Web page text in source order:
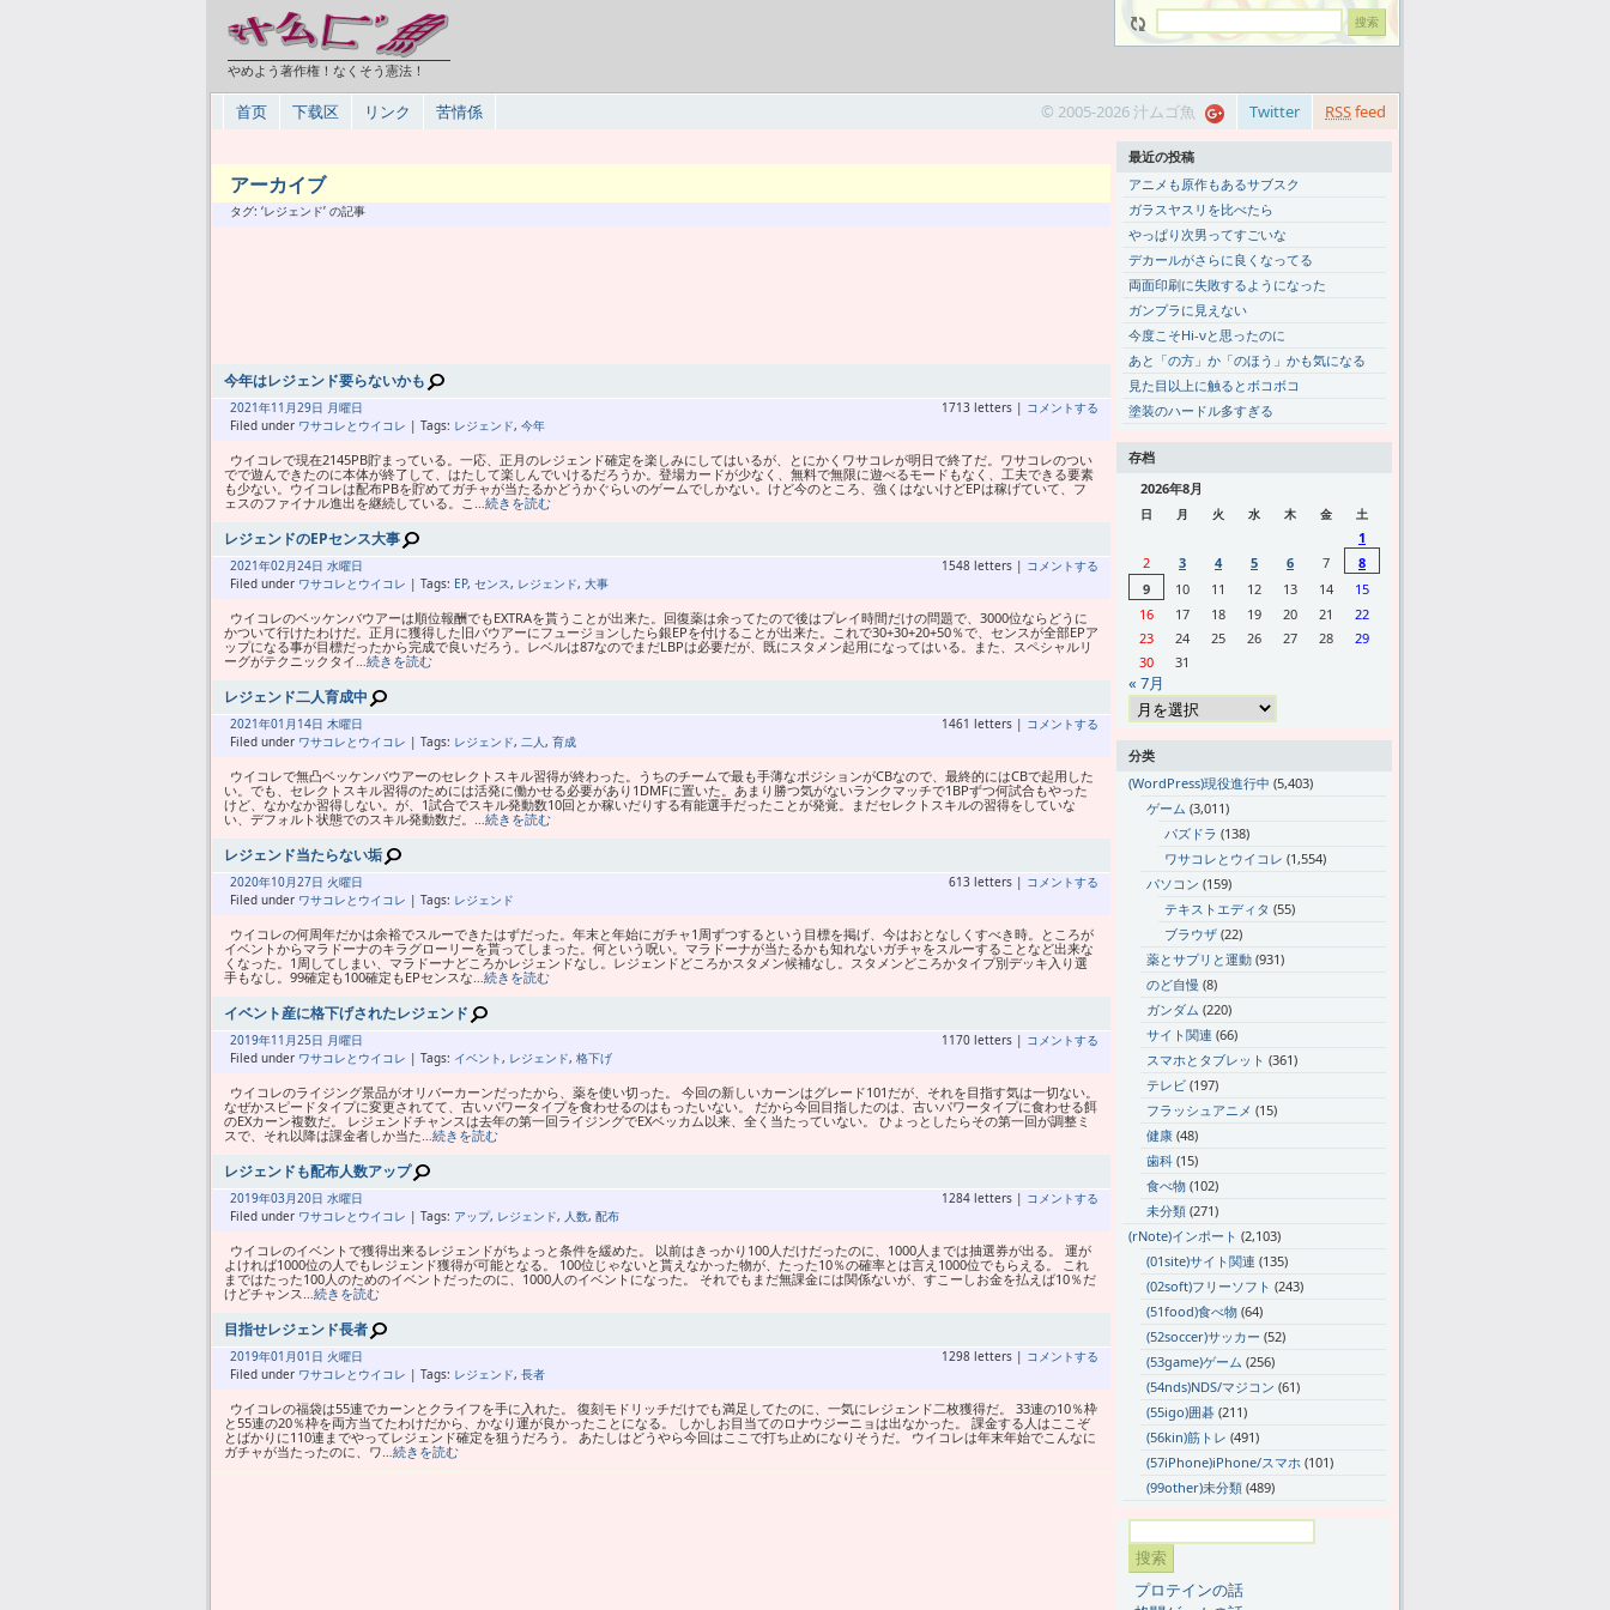
やめよう著作権！なくそう憲法！
首页 下载区 リンク 苦情係 RSSfeed
Twitter
© 2005-2026 汁ムゴ魚
アーカイブ
タグ: ‘レジェンド’ の記事
今年はレジェンド要らないかも
2021年11月29日 月曜日
Filed under ワサコレとウイコレ | Tags: レジェンド, 今年
1713 letters | コメントする
ウイコレで現在2145PB貯まっている。一応、正月のレジェンド確定を楽しみにしてはいるが、とにかくワサコレが明日で終了だ。ワサコレのつい
でで遊んできたのに本体が終了して、はたして楽しんでいけるだろうか。登場カードが少なく、無料で無限に遊べるモードもなく、工夫できる要素
も少ない。ウイコレは配布PBを貯めてガチャが当たるかどうかぐらいのゲームでしかない。けど今のところ、強くはないけどEPは稼げていて、フ
ェスのファイナル進出を継続している。こ …続きを読む
レジェンドのEPセンス大事
2021年02月24日 水曜日
Filed under ワサコレとウイコレ | Tags: EP, センス, レジェンド, 大事
1548 letters | コメントする
ウイコレのベッケンバウアーは順位報酬でもEXTRAを貰うことが出来た。回復薬は余ってたので後はプレイ時間だけの問題で、3000位ならどうに
かついて行けたわけだ。正月に獲得した旧バウアーにフュージョンしたら銀EPを付けることが出来た。これで30+30+20+50％で、センスが全部EPア
ップになる事が目標だったから完成で良いだろう。レベルは87なのでまだLBPは必要だが、既にスタメン起用になってはいる。また、スペシャルリ
ーグがテクニックタイ …続きを読む
レジェンド二人育成中
2021年01月 14日 木曜日
Filed under ワサコレとウイコレ | Tags: レジェンド, 二人, 育成
1461 letters | コメントする
ウイコレで無凸ベッケンバウアーのセレクトスキル習得が終わった。うちのチームで最も手薄なポジションがCBなので、最終的にはCBで起用した
い。でも、セレクトスキル習得のためには活発に働かせる必要があり1DMFに置いた。あまり勝つ気がないランクマッチで1BPずつ何試合もやった
けど、なかなか習得しない。が、1試合でスキル発動数10回とか稼いだりする有能選手だったことが発覚。まだセレクトスキルの習得をしていな
い、デフォルト状態でのスキル発動数だ。 …続きを読む
レジェンド当たらない垢
2020年10月27日 火曜日
Filed under ワサコレとウイコレ | Tags: レジェンド
613 letters | コメントする
ウイコレの何周年だかは余裕でスルーできたはずだった。年末と年始にガチャ1周ずつするという目標を掲げ、今はおとなしくすべき時。ところが
イベントからマラドーナのキラグローリーを貰ってしまった。何という呪い。マラドーナが当たるかも知れないガチャをスルーすることなど出来な
くなった。1周してしまい、マラドーナどころかレジェンドなし。レジェンドどころかスタメン候補なし。スタメンどころかタイプ別デッキ入り選
手もなし。99確定も100確定もEPセンスな…続きを読む
イベント産に格下げされたレジェンド
2019年11月25日 月曜日
Filed under ワサコレとウイコレ | Tags: イベント, レジェンド, 格下げ
1170 letters | コメントする
ウイコレのライジング景品がオリバーカーンだったから、薬を使い切った。 今回の新しいカーンはグレード101だが、それを目指す気は一切ない。
なぜかスピードタイプに変更されてて、古いパワータイプを食わせるのはもったいない。 だから今回目指したのは、古いパワータイプに食わせる餌
のEXカーン複数だ。 レジェンドチャンスは去年の第一回ライジングでEXベッカム以来、全く当たっていない。 ひょっとしたらその第一回が調整ミ
スで、それ以降は課金者しか当た…続きを読む
レジェンドも配布人数アップ
2019年03月20日 水曜日
Filed under ワサコレとウイコレ | Tags: アップ, レジェンド, 人数, 配布
1284 letters | コメントする
ウイコレのイベントで獲得出来るレジェンドがちょっと条件を緩めた。 以前はきっかり100人だけだったのに、1000人までは抽選券が出る。 運が
よければ1000位の人でもレジェンド獲得が可能となる。 100位じゃないと貰えなかった物が、たった10％の確率とは言え1000位でもらえる。 これ
まではたった100人のためのイベントだったのに、1000人のイベントになった。 それでもまだ無課金には関係ないが、すこーしお金を払えば10％だ
けどチャンス…続きを読む
目指せレジェンド長者
2019年01月01日 火曜日
Filed under ワサコレとウイコレ | Tags: レジェンド, 長者
1298 letters | コメントする
ウイコレの福袋は55連でカーンとクライフを手に入れた。 復刻モドリッチだけでも満足してたのに、一気にレジェンド二枚獲得だ。 33連の10％枠
と55連の20％枠を両方当てたわけだから、かなり運が良かったことになる。 しかしお目当てのロナウジーニョは出なかった。 課金する人はここぞ
とばかりに110連までやってレジェンド確定を狙うだろう。 あたしはどうやら今回はここで打ち止めになりそうだ。 ウイコレは年末年始でこんなに
ガチャが当たったのに、ワ…続きを読む
最近の投稿
アニメも原作もあるサブスク
ガラスヤスリを比べたら
やっぱり次男ってすごいな
デカールがさらに良くなってる
両面印刷に失敗するようになった
ガンプラに見えない
今度こそHi-νと思ったのに
あと「の方」か「のほう」かも気になる
見た目以上に触るとボコボコ
塗装のハードル多すぎる
存档
2026年8月
日 月 火 水 木 金 土
1
2
3 4 5 6 7
8
9
10 11 12 13 14
15
16
17 18 19 20 21
22
23
24 25 26 27 28
29
30
31
« 7月
分类
(WordPress)現役進行中 (5,403)
ゲーム (3,011)
パズドラ (138)
ワサコレとウイコレ (1,554)
パソコン (159)
テキストエディタ (55)
ブラウザ (22)
薬とサプリと運動 (931)
のど自慢 (8)
ガンダム (220)
サイト関連 (66)
スマホとタブレット (361)
テレビ (197)
フラッシュアニメ (15)
健康 (48)
歯科 (15)
食べ物 (102)
未分類 (271)
(rNote)インポート (2,103)
(01site)サイト関連 (135)
(02soft)フリーソフト (243)
(51food)食べ物 (64)
(52soccer)サッカー (52)
(53game)ゲーム (256)
(54nds)NDS/マジコン (61)
(55igo)囲碁 (211)
(56kin)筋トレ (491)
(57iPhone)iPhone/スマホ (101)
(99other)未分類 (489)
プロテインの話